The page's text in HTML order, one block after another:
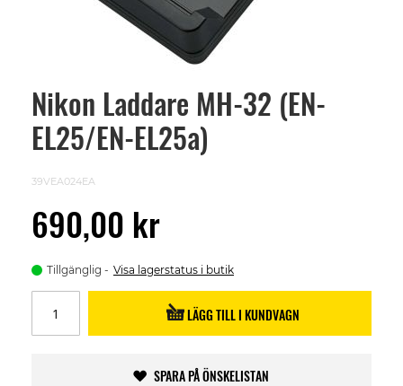
Nikon Laddare MH-32 (EN-
EL25/EN-EL25a)
39VEA024EA
690,00 kr
Tillgänglig Visa lagerstatus i butik
LÄGG TILL I KUNDVAGN
SPARA PÅ ÖNSKELISTAN
Skip
beginning
images